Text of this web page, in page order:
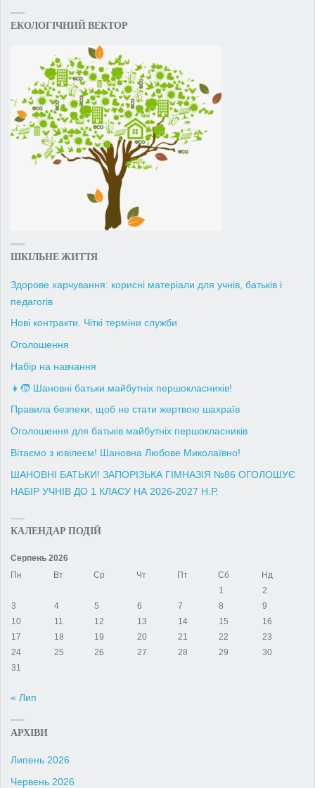
ЕКОЛОГІЧНИЙ ВЕКТОР
ШКІЛЬНЕ ЖИТТЯ
Здорове харчування: корисні матеріали для учнів, батьків і
педагогів
Нові контракти. Чіткі терміни служби
Оголошення
Набір на навчання
👧🧒 Шановні батьки майбутніх першокласників!
Правила безпеки, щоб не стати жертвою шахраїв
Оголошення для батьків майбутніх першокласників
Вітаємо з ювілеєм! Шановна Любове Миколаївно!
ШАНОВНІ БАТЬКИ! ЗАПОРІЗЬКА ГІМНАЗІЯ №86 ОГОЛОШУЄ
НАБІР УЧНІВ ДО 1 КЛАСУ НА 2026-2027 Н.Р.
КАЛЕНДАР ПОДІЙ
Серпень 2026
Пн
Вт Ср Чт Пт Сб
Нд
1
2
3
4 5 6 7 8
9
10
11 12 13 14 15
16
17
18 19 20 21 22
23
24
25 26 27 28 29
30
31
« Лип
АРХІВИ
Липень 2026
Червень 2026